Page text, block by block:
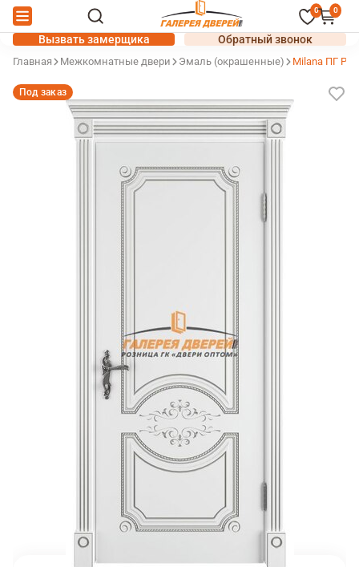
0 0
Вызвать замерщика Обратный звонок
Главная Межкомнатные двери Эмаль (окрашенные) Milana ПГ
Под заказ